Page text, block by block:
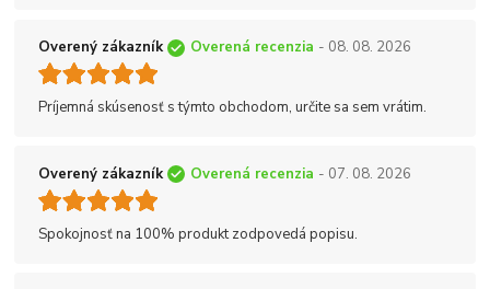
Overený zákazník Overená recenzia - 08. 08. 2026
Príjemná skúsenosť s týmto obchodom, určite sa sem vrátim.
Overený zákazník Overená recenzia - 07. 08. 2026
Spokojnosť na 100% produkt zodpovedá popisu.